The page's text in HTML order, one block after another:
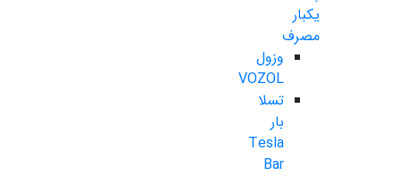
یکبار
مصرف
وزول
VOZOL
تسلا
بار
Tesla
Bar